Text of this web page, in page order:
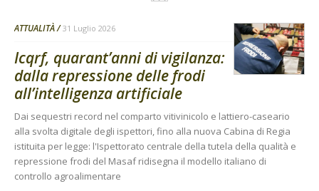
ATTUALITÀ 31 Luglio 2026
Icqrf, quarant’anni di vigilanza:
dalla repressione delle frodi
all’intelligenza artificiale
Dai sequestri record nel comparto vitivinicolo e lattiero-caseario
alla svolta digitale degli ispettori, fino alla nuova Cabina di Regia
istituita per legge: l'Ispettorato centrale della tutela della qualità e
repressione frodi del Masaf ridisegna il modello italiano di
controllo agroalimentare